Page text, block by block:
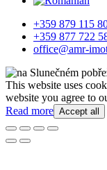
+359 879 115
+359 877 722
office@amr-
This website uses
website you agree to
Read more Accept all